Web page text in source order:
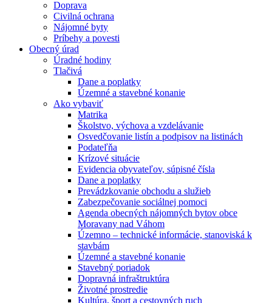
Doprava
Civilná ochrana
Nájomné byty
Príbehy a povesti
Obecný úrad
Úradné hodiny
Tlačivá
Dane a poplatky
Územné a stavebné konanie
Ako vybaviť
Matrika
Školstvo, výchova a vzdelávanie
Osvedčovanie listín a podpisov na listinách
Podateľňa
Krízové situácie
Evidencia obyvateľov, súpisné čísla
Dane a poplatky
Prevádzkovanie obchodu a služieb
Zabezpečovanie sociálnej pomoci
Agenda obecných nájomných bytov obce
Moravany nad Váhom
Územno – technické informácie, stanoviská k
stavbám
Územné a stavebné konanie
Stavebný poriadok
Dopravná infraštruktúra
Životné prostredie
Kultúra, šport a cestovných ruch